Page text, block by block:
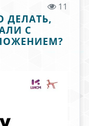
11
ДЕЛАТЬ,
С